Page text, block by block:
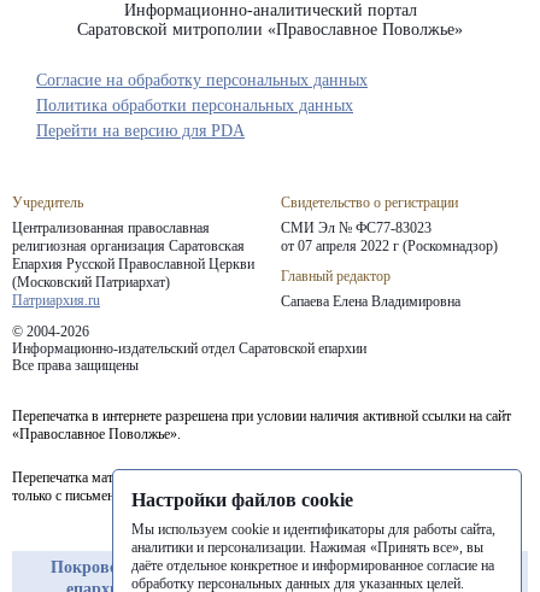
Информационно-аналитический портал
Саратовской митрополии «Православное Поволжье»
Учредитель
Централизованная православная
религиозная организация Саратовская
Епархия Русской Православной Церкви
(Московский Патриархат)
Патриархия.ru
Свидетельство о регистрации
СМИ Эл № ФС77-83023
от 07 апреля 2022 г (Роскомнадзор)
Главный редактор
Сапаева Елена Владимировна
© 2004-2026
Информационно-издательский отдел Саратовской епархии
Все права защищены
Согласие на обработку персональных данных
Политика обработки персональных данных
Перепечатка в интернете разрешена при условии наличия активной ссылки на сайт
«Православное Поволжье».
Перепечатка материалов портала в печатных изданиях (книгах, прессе) возможна
только с письменного разрешения редакции.
Покровская
епархия
Балашовская
епархия
Балаковская
епархия
Перейти на версию для PDA
Настройки файлов cookie
Мы используем cookie и идентификаторы для работы сайта,
аналитики и персонализации. Нажимая «Принять все», вы
даёте отдельное конкретное и информированное согласие на
обработку персональных данных для указанных целей.